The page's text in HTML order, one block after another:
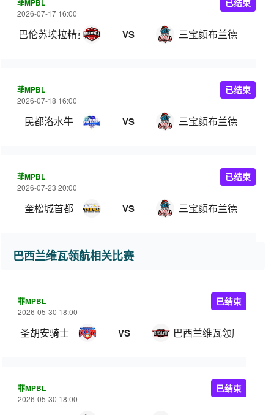
菲MPBL
2026-07-17 16:00
巴伦苏埃拉精英 VS 三宝颜布兰德
已结束
菲MPBL
2026-07-18 16:00
民都洛水牛 VS 三宝颜布兰德
已结束
菲MPBL
2026-07-23 20:00
奎松城首都 VS 三宝颜布兰德
已结束
巴西兰维瓦领航相关比赛
菲MPBL
2026-05-30 18:00
圣胡安骑士 VS 巴西兰维瓦领航
已结束
菲MPBL
2026-05-30 18:00
已结束